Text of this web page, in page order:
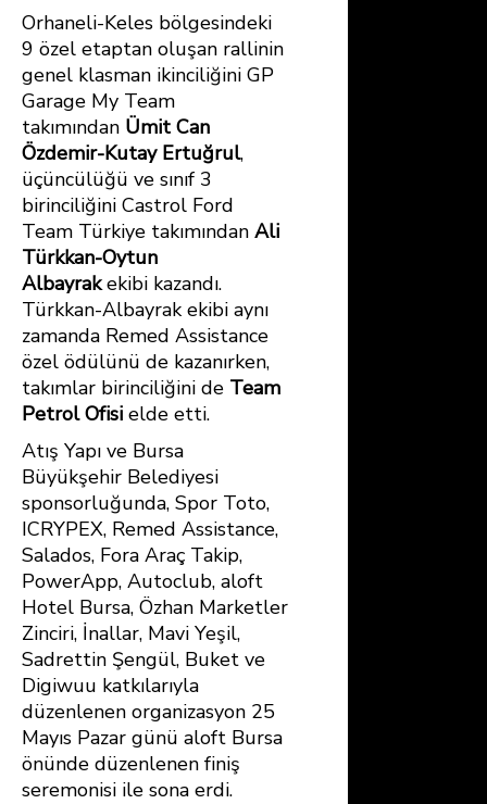
Orhaneli-Keles bölgesindeki
9 özel etaptan oluşan rallinin
genel klasman ikinciliğini GP
Garage My Team
takımından Ümit Can
Özdemir-Kutay Ertuğrul,
üçüncülüğü ve sınıf 3
birinciliğini Castrol Ford
Team Türkiye takımından Ali
Türkkan-Oytun
Albayrakekibi kazandı.
Türkkan-Albayrak ekibi aynı
zamanda Remed Assistance
özel ödülünü de kazanırken,
takımlar birinciliğini de Team
Petrol Ofisi elde etti.
Atış Yapı ve Bursa
Büyükşehir Belediyesi
sponsorluğunda, Spor Toto,
ICRYPEX, Remed Assistance,
Salados, Fora Araç Takip,
PowerApp, Autoclub, aloft
Hotel Bursa, Özhan Marketler
Zinciri, İnallar, Mavi Yeşil,
Sadrettin Şengül, Buket ve
Digiwuu katkılarıyla
düzenlenen organizasyon 25
Mayıs Pazar günü aloft Bursa
önünde düzenlenen finiş
seremonisi ile sona erdi.